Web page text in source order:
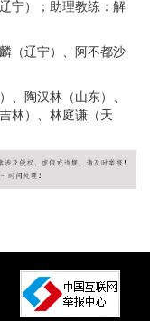
宁）；助理教练：解
（辽宁）、阿不都沙
、陶汉林（山东）、
林）、林庭谦（天